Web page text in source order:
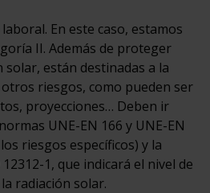
En este caso, estamos
II. Además de proteger
están destinadas a la
riesgos, como pueden ser
proyecciones… Deben ir
UNE-EN 166 y UNE-EN
riesgos específicos) y la
1, que indicará el nivel de
radiación solar.